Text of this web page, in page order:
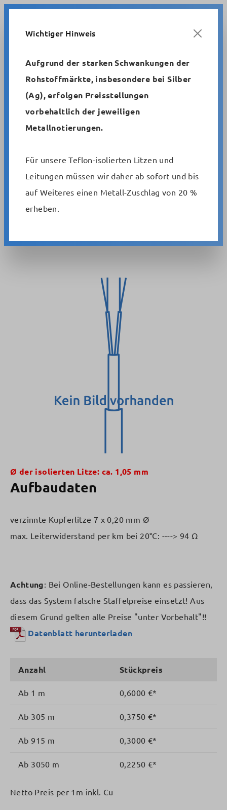
MetrofunkSchaltlitzen und -drähte
mPPE-Litzen, verzinnt, dünnwandig, UL-Approbation
Isolierte Einzeladern mit UL-
halogenfrei, flammwidrig
Artikelnummer:
Bildergalerie überspringen
Ø der isolierten Litze: ca. 1,05 mm
Aufbaudaten
verzinnte Kupferlitze 7 x 0,20 mm Ø
max. Leiterwiderstand per km bei 20°C: ----> 94 Ω
Achtung: Bei Online-Bestellungen kann es passieren,
dass das System falsche Staffelpreise einsetzt! Aus
diesem Grund gelten alle Preise "unter Vorbehalt"!!
Datenblatt herunterladen
Anzahl Stückpreis
Ab 1 m 0,6000 €*
Ab 305 m 0,3750 €*
Ab 915 m 0,3000 €*
Ab 3050 m 0,2250 €*
Netto Preis per 1m inkl. Cu
Wichtiger Hinweis
Aufgrund der starken Schwankungen der
Rohstoffmärkte, insbesondere bei Silber
(Ag), erfolgen Preisstellungen
vorbehaltlich der jeweiligen
Metallnotierungen.
Für unsere Teflon-isolierten Litzen und
Leitungen müssen wir daher ab sofort und bis
auf Weiteres einen Metall-Zuschlag von 20 %
erheben.